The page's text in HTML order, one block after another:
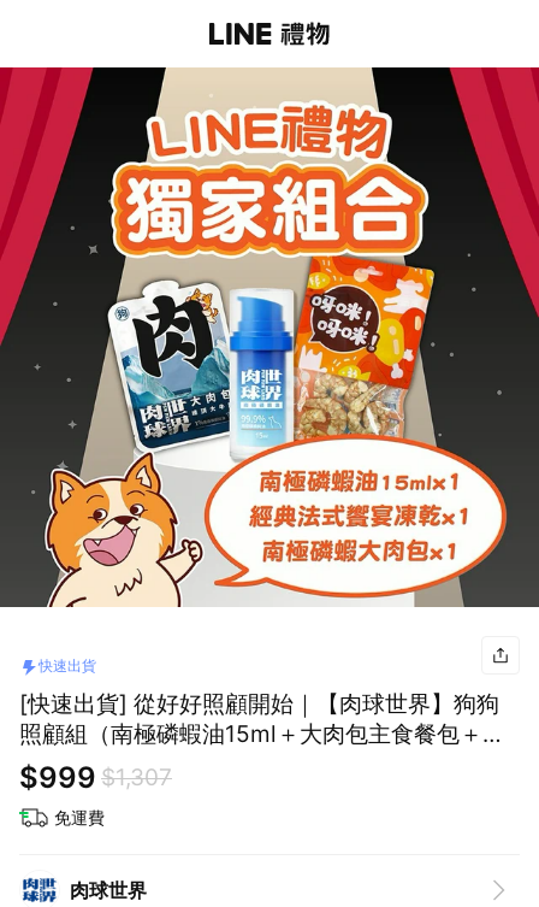
快速出貨
[快速出貨] 從好好照顧開始｜【肉球世界】狗狗
照顧組（南極磷蝦油15ml＋大肉包主食餐包＋凍
乾）「『LINE禮物獨家組合』
$999 $1,307
免運費
肉球世界